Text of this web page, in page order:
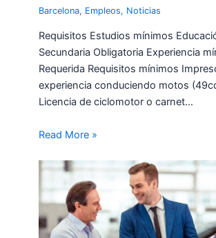
Barcelona, Empleos, Noticias
Requisitos Estudios mínimos
Secundaria Obligatoria Experiencia
Requerida Requisitos mínimos
experiencia conduciendo motos
Licencia de ciclomotor o carnet…
Read More »